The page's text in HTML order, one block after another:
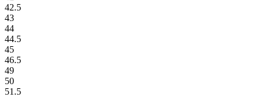
42.5
43
44
44.5
45
46.5
49
50
51.5